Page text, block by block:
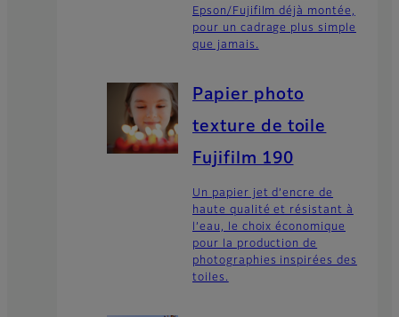
Epson/Fujifilm déjà montée,
pour un cadrage plus simple
que jamais.
Papier photo
texture de toile
Fujifilm 190
Un papier jet d’encre de
haute qualité et résistant à
l’eau, le choix économique
pour la production de
photographies inspirées des
toiles.